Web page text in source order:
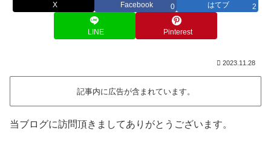
X Facebook 0 はてブ 2
LINE Pinterest
2023.11.28
記事内に広告が含まれています。
当ブログに訪問頂きましてありがとうございます。